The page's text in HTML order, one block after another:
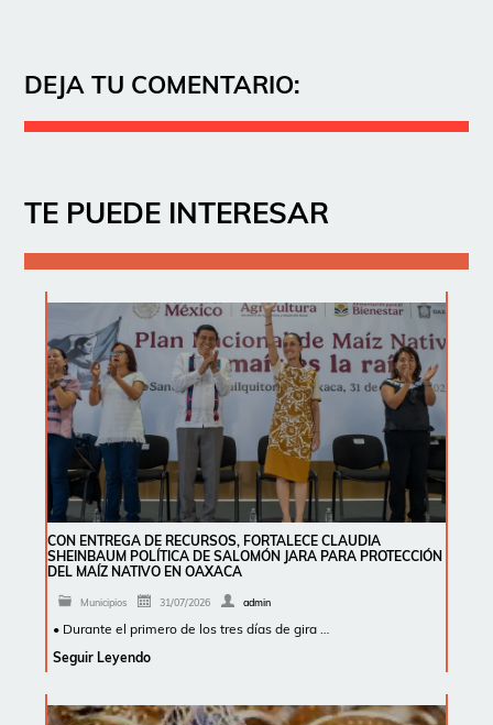
DEJA TU COMENTARIO:
TE PUEDE INTERESAR
CON ENTREGA DE RECURSOS, FORTALECE CLAUDIA
SHEINBAUM POLÍTICA DE SALOMÓN JARA PARA PROTECCIÓN
DEL MAÍZ NATIVO EN OAXACA
Municipios 31/07/2026 admin
• Durante el primero de los tres días de gira …
Seguir Leyendo